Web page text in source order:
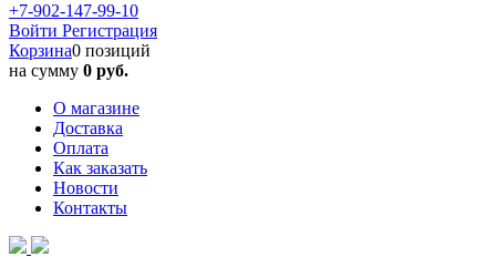
+7-902-147-99-10
Войти Регистрация
Корзина0 позиций
на сумму 0 руб.
О магазине
Доставка
Оплата
Как заказать
Новости
Контакты